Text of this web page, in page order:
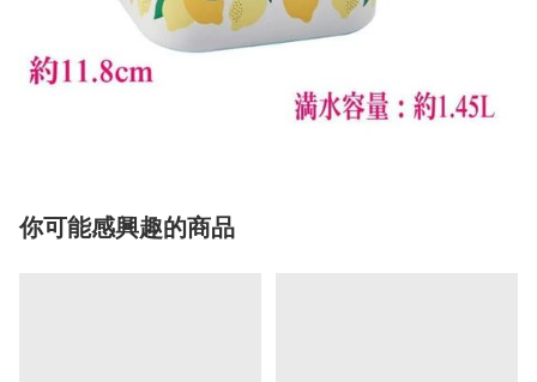
你可能感興趣的商品